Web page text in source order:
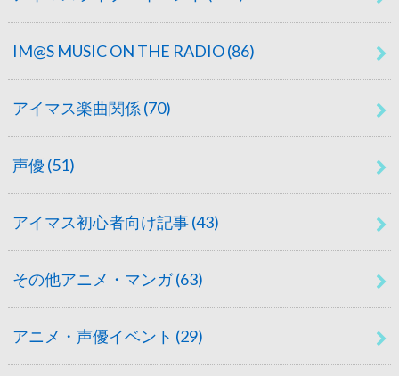
IM@S MUSIC ON THE RADIO(86)
アイマス楽曲関係 (70)
声優 (51)
アイマス初心者向け記事(43)
その他アニメ・マンガ(63)
アニメ・声優イベント (29)